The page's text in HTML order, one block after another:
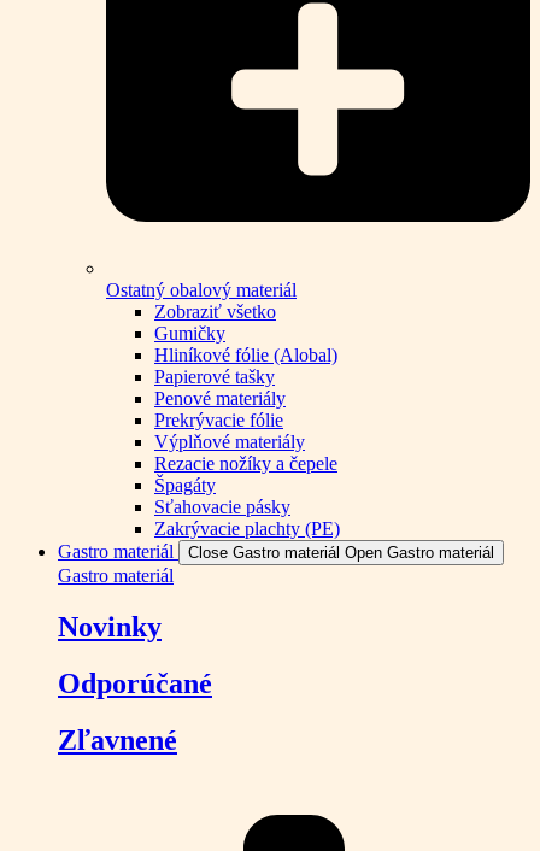
Ostatný obalový materiál
Zobraziť všetko
Gumičky
Hliníkové fólie (Alobal)
Papierové tašky
Penové materiály
Prekrývacie fólie
Výplňové materiály
Rezacie nožíky a čepele
Špagáty
Sťahovacie pásky
Zakrývacie plachty (PE)
Gastro materiál
Close Gastro materiál Open Gastro materiál
Gastro materiál
Novinky
Odporúčané
Zľavnené